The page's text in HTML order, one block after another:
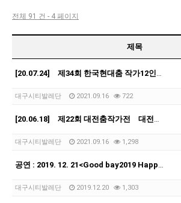
전체 91 건 - 4 페이지
제목
[20.07.24] 제34회 한국현대춤 작가12인전 <The path of fate> 유니…
대구시티발레단 2021.09.16 722
[20.06.18] 제22회 대전춤작가전 대전예술의전당
대구시티발레단 2021.09.16 1,298
공연 : 2019. 12. 21<Good bay2019 Happy2020 발레(동물의 사육…
대구시티발레단 2019.12.20 1,303